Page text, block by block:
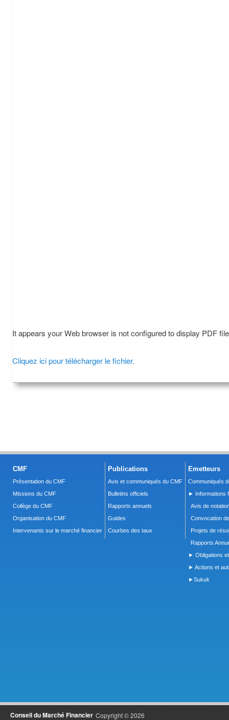
It appears your Web browser is not configured to display PDF
Cliquez ici pour télécharger le fichier.
CMF
Présentation du CMF
Missions du CMF
Collège du CMF
Organisation du CMF
Intervenants sur le marché financier
Publications
Avis et communiqués du CMF
Bulletins officiels
Rapports annuels
Guides
Courbes des taux
Emetteurs
Communiqués
► Informations
Avis de
Convocation
Projets de
Rapports
► Obligations
► Actions et
►Sukuk
Copyright © 2026
Conseil du Marché Financier